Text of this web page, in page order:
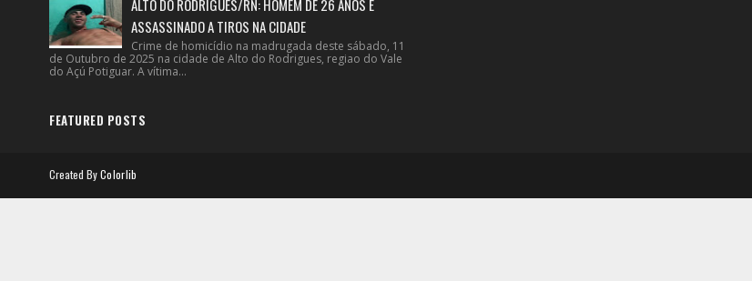
ALTO DO RODRIGUES/RN: HOMEM DE 26 ANOS É
ASSASSINADO A TIROS NA CIDADE
Crime de homicídio na madrugada deste sábado, 11
de Outubro de 2025 na cidade de Alto do Rodrigues, regiao do Vale
do Açú Potiguar. A vítima...
FEATURED POSTS
Created ByColorlib